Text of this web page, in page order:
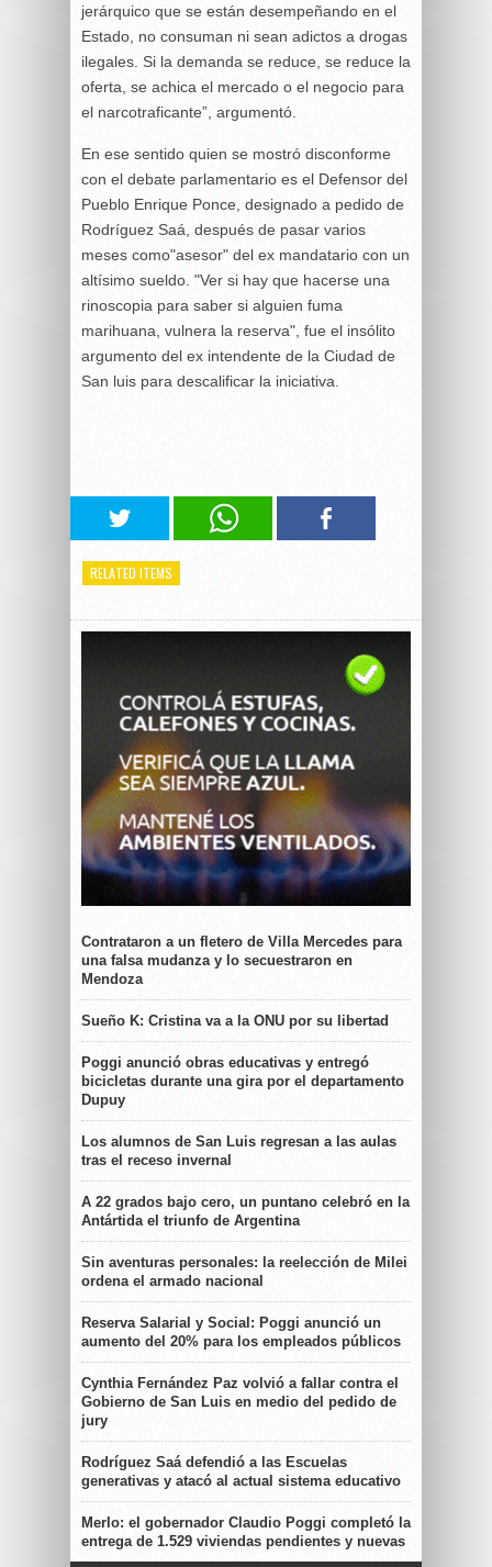
jerárquico que se están desempeñando en el
Estado, no consuman ni sean adictos a drogas
ilegales. Si la demanda se reduce, se reduce la
oferta, se achica el mercado o el negocio para
el narcotraficante”, argumentó.
En ese sentido quien se mostró disconforme
con el debate parlamentario es el Defensor del
Pueblo Enrique Ponce, designado a pedido de
Rodríguez Saá, después de pasar varios
meses como"asesor" del ex mandatario con un
altísimo sueldo. "Ver si hay que hacerse una
rinoscopia para saber si alguien fuma
marihuana, vulnera la reserva", fue el insólito
argumento del ex intendente de la Ciudad de
San luis para descalificar la iniciativa.
RELATED ITEMS
Contrataron a un fletero de Villa Mercedes para
una falsa mudanza y lo secuestraron en
Mendoza
Sueño K: Cristina va a la ONU por su libertad
Poggi anunció obras educativas y entregó
bicicletas durante una gira por el departamento
Dupuy
Los alumnos de San Luis regresan a las aulas
tras el receso invernal
A 22 grados bajo cero, un puntano celebró en la
Antártida el triunfo de Argentina
Sin aventuras personales: la reelección de Milei
ordena el armado nacional
Reserva Salarial y Social: Poggi anunció un
aumento del 20% para los empleados públicos
Cynthia Fernández Paz volvió a fallar contra el
Gobierno de San Luis en medio del pedido de
jury
Rodríguez Saá defendió a las Escuelas
generativas y atacó al actual sistema educativo
Merlo: el gobernador Claudio Poggi completó la
entrega de 1.529 viviendas pendientes y nuevas